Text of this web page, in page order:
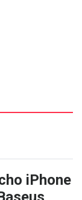
iPhone